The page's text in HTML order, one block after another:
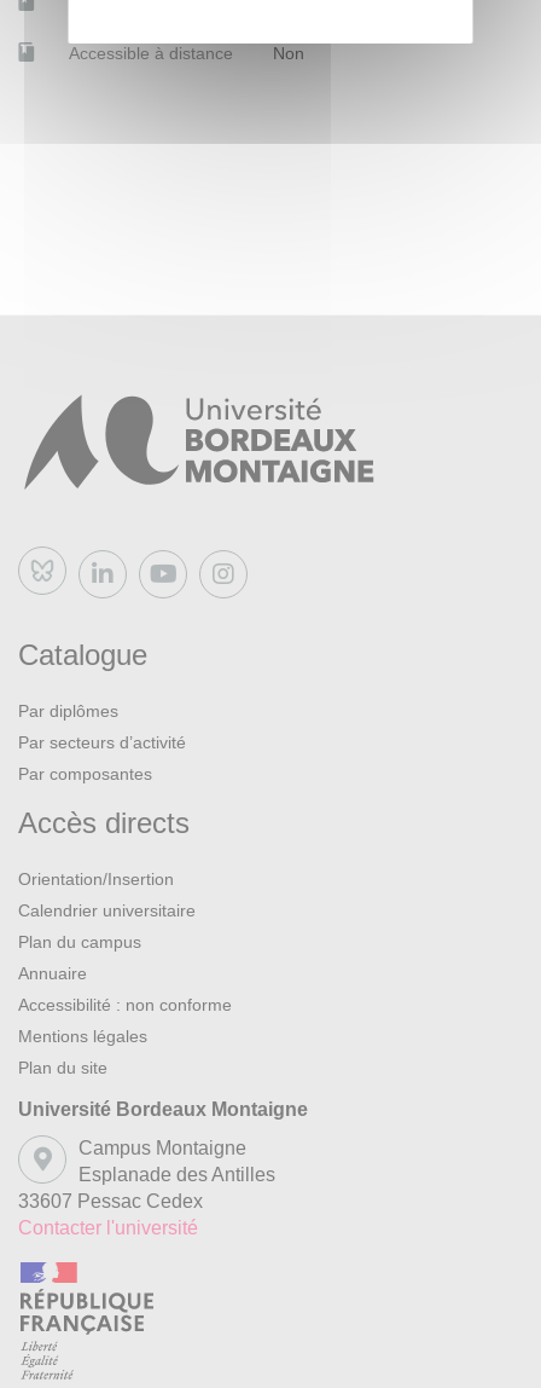
Accessible à distance Non
Bluesky
Catalogue
Par diplômes
Par secteurs d’activité
Par composantes
Accès directs
Orientation/Insertion
Calendrier universitaire
Plan du campus
Annuaire
Accessibilité : non conforme
Mentions légales
Plan du site
Université Bordeaux Montaigne
Campus Montaigne
Esplanade des Antilles
33607 Pessac Cedex
Contacter l'université